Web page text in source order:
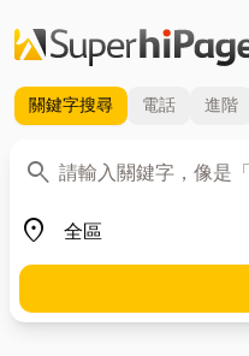
關鍵字搜尋 電話 進階
search
關鍵字
place
地區